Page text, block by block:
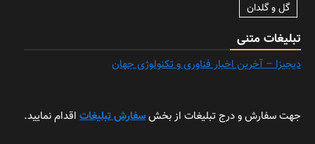
گل و گلدان
تبلیغات متنی
دیجیزا – آخرین اخبار فناوری و تکنولوژی جهان
جهت سفارش و درج تبلیغات از بخشسفارش تبلیغات اقدام نمایید.